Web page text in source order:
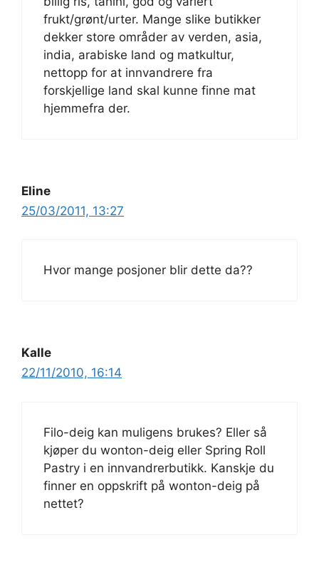
frukt/grønt/urter. Mange slike butikker
dekker store områder av verden, asia,
india, arabiske land og matkultur,
nettopp for at innvandrere fra
forskjellige land skal kunne finne mat
hjemmefra der.
Eline
25/03/2011, 13:27
Hvor mange posjoner blir dette da??
Kalle
22/11/2010, 16:14
Filo-deig kan muligens brukes? Eller så
kjøper du wonton-deig eller Spring Roll
Pastry i en innvandrerbutikk. Kanskje du
finner en oppskrift på wonton-deig på
nettet?